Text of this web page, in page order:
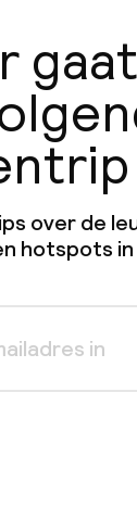
over de
hotspots in